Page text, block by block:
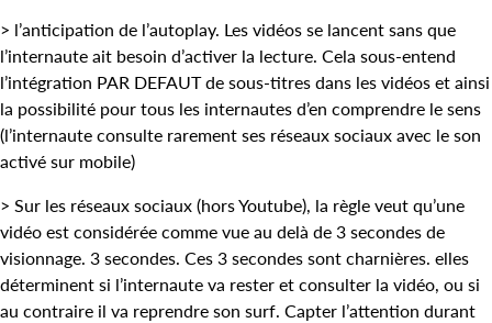
> l’anticipation de l’autoplay. Les vidéos se lancent sans que
l’internaute ait besoin d’activer la lecture. Cela sous-entend
l’intégration PAR DEFAUT de sous-titres dans les vidéos et ainsi
la possibilité pour tous les internautes d’en comprendre le sens
(l’internaute consulte rarement ses réseaux sociaux avec le son
activé sur mobile)
> Sur les réseaux sociaux (hors Youtube), la règle veut qu’une
vidéo est considérée comme vue au delà de 3 secondes de
visionnage. 3 secondes. Ces 3 secondes sont charnières. elles
déterminent si l’internaute va rester et consulter la vidéo, ou si
au contraire il va reprendre son surf. Capter l’attention durant